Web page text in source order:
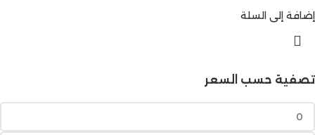
تصفية حسب السعر
إضافة إلى السلة